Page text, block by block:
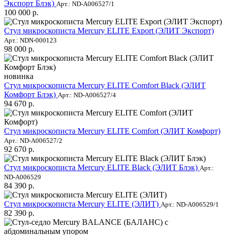
Экспорт Блэк) Арт.: ND-A006527/1
100 000 р.
Стул микроскописта Mercury ELITE Export (ЭЛИТ Экспорт)
Арт.: NDN-000123
98 000 р.
новинка
Стул микроскописта Mercury ELITE Comfort Black (ЭЛИТ
Комфорт Блэк) Арт.: ND-A006527/4
94 670 р.
Стул микроскописта Mercury ELITE Comfort (ЭЛИТ Комфорт)
Арт.: ND-A006527/2
92 670 р.
Стул микроскописта Mercury ELITE Black (ЭЛИТ Блэк) Арт.:
ND-A006529
84 390 р.
Стул микроскописта Mercury ELITE (ЭЛИТ) Арт.: ND-A006529/1
82 390 р.